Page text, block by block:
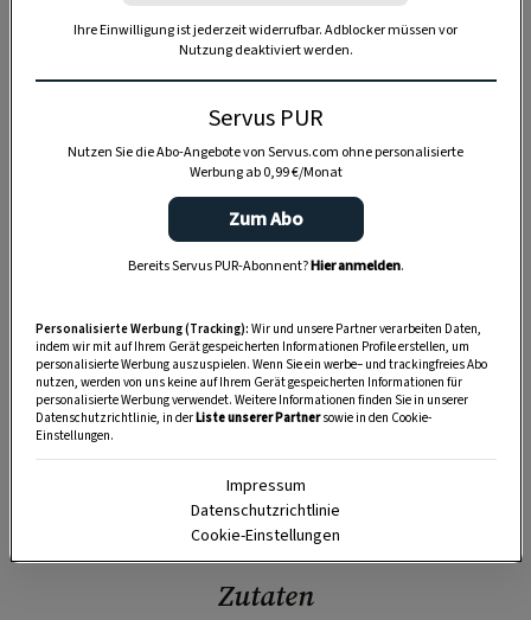
SPEICHERN DRUCKEN
Zutaten
Ihre Einwilligung ist jederzeit widerrufbar. Adblocker müssen vor
Nutzung deaktiviert werden.
Servus PUR
Nutzen Sie die Abo-Angebote von Servus.com ohne personalisierte
Werbung ab 0,99 €/Monat
Zum Abo
Bereits Servus PUR-Abonnent?Hier anmelden.
Personalisierte Werbung (Tracking): Wir und unsere Partner verarbeiten Daten,
indem wir mit auf Ihrem Gerät gespeicherten Informationen Profile erstellen, um
personalisierte Werbung auszuspielen. Wenn Sie ein werbe– und trackingfreies Abo
nutzen, werden von uns keine auf Ihrem Gerät gespeicherten Informationen für
personalisierte Werbung verwendet. Weitere Informationen finden Sie in unserer
Datenschutzrichtlinie, in derListe unserer Partnersowie in den Cookie-
Einstellungen.
Impressum
Datenschutzrichtlinie
Cookie-Einstellungen